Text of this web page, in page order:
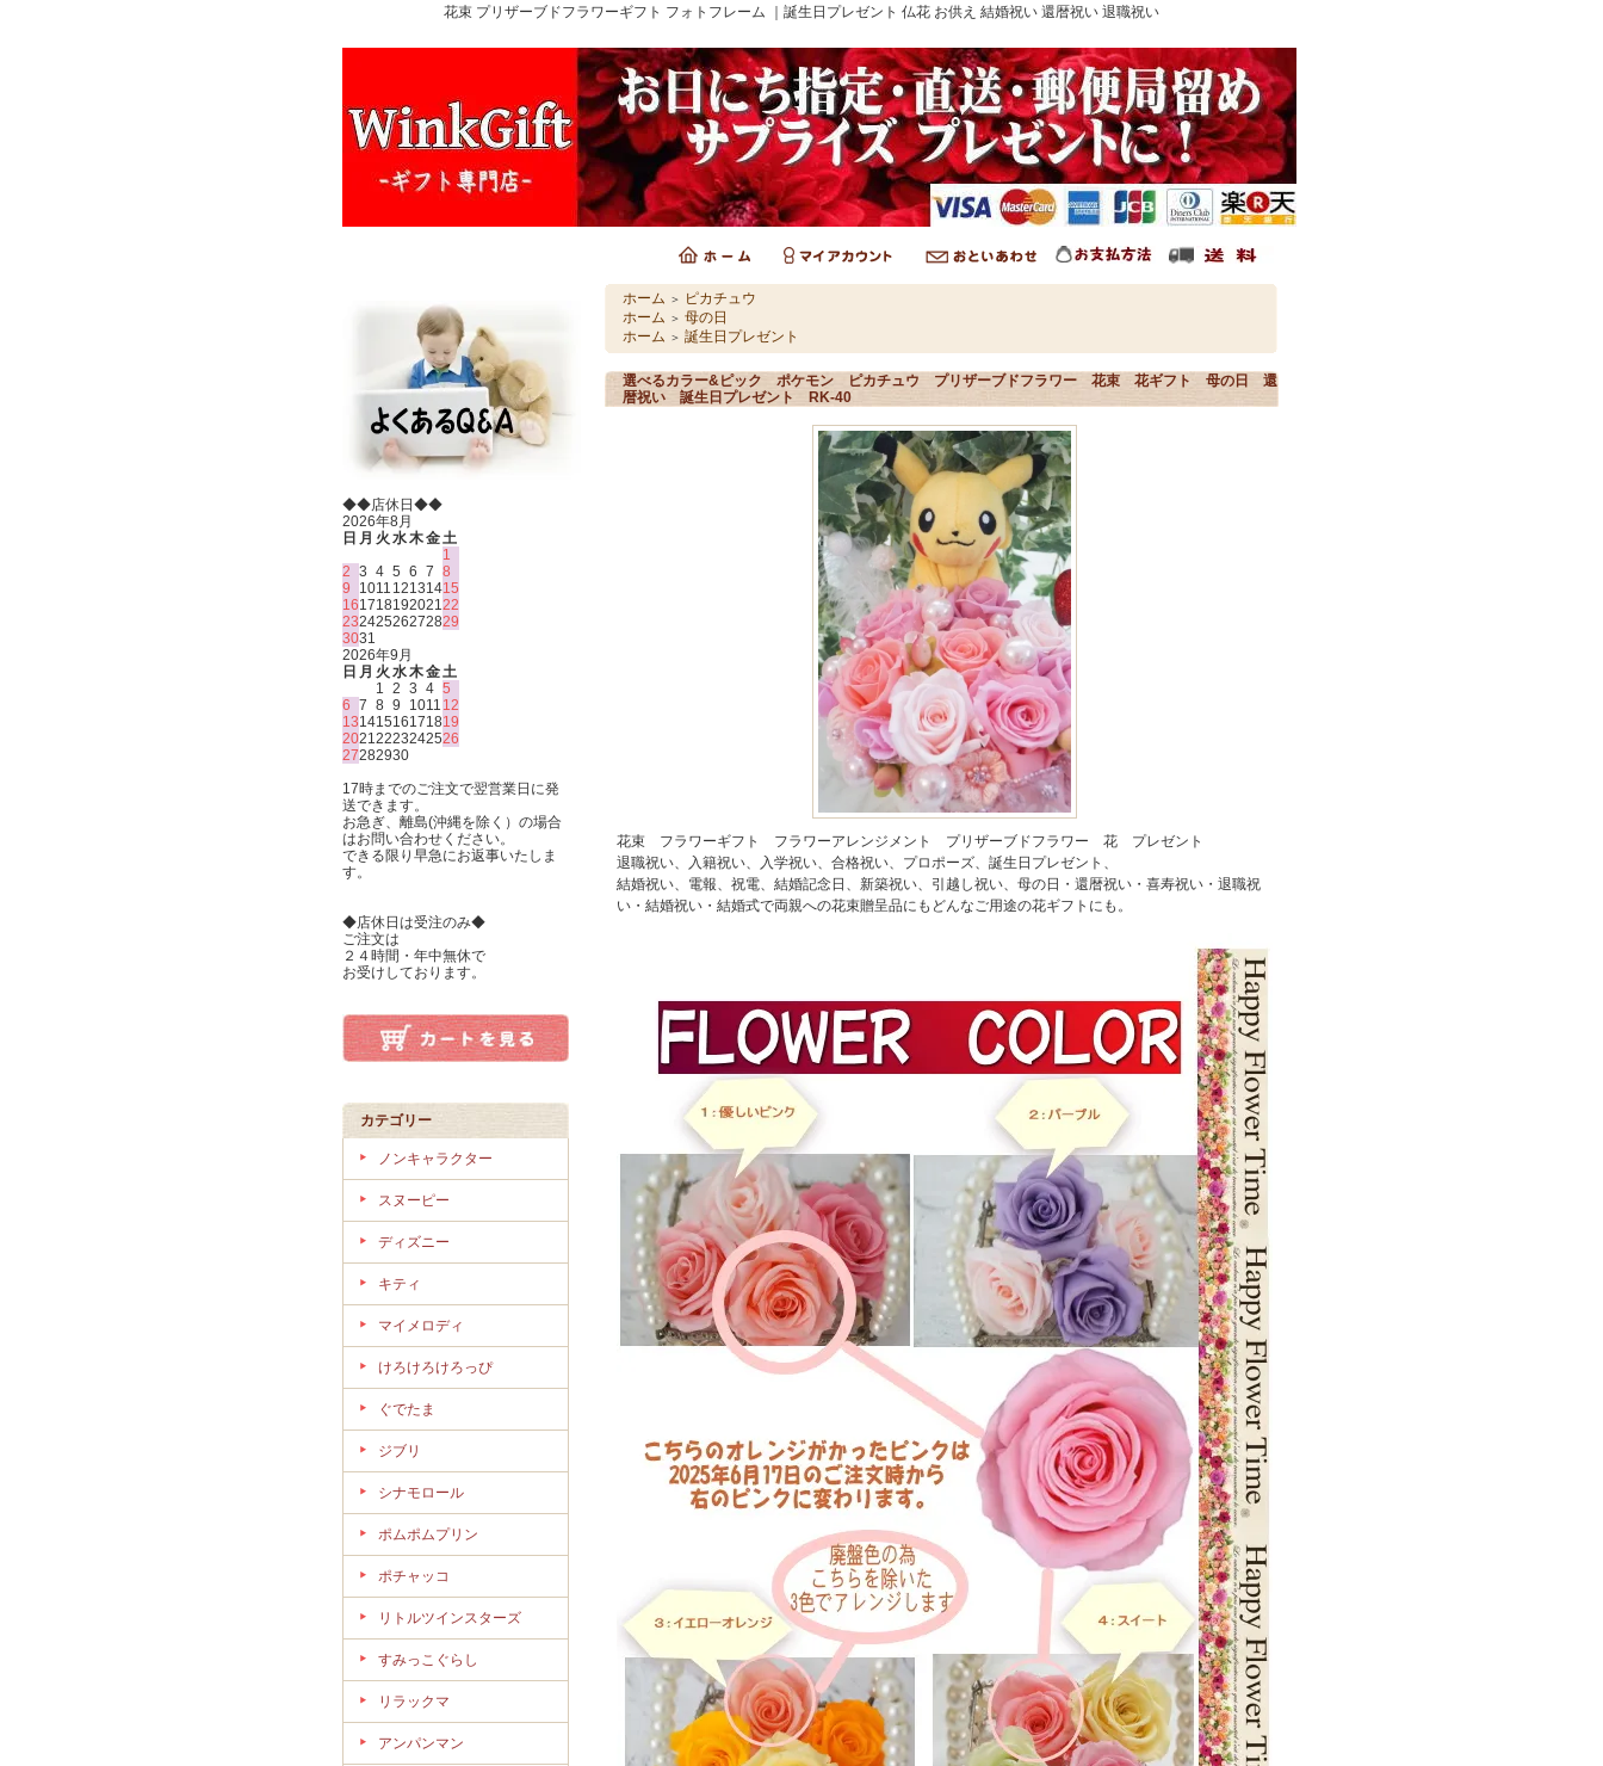
花束 プリザーブドフラワーギフト フォトフレーム ｜誕生日プレゼント 仏花 お供え 結婚祝い 還暦祝い 退職祝い
◆◆店休日◆◆
2026年8月
日 月 火 水木金土
1
2 3 4 5 6 7 8
9
1011 12131415
16171819202122
23242526272829
3031
2026年9月
日 月 火 水木金土
1 2 3 4 5
6 7 8 9 1011 12
13141516171819
20212223242526
27282930
17時までのご注文で翌営業日に発
送できます。
お急ぎ、離島(沖縄を除く）の場合
はお問い合わせください。
できる限り早急にお返事いたしま
す。
◆店休日は受注のみ◆
ご注文は
２４時間・年中無休で
お受けしております。
カテゴリー
ノンキャラクター
スヌーピー
ディズニー
キティ
マイメロディ
けろけろけろっぴ
ぐでたま
ジブリ
シナモロール
ポムポムプリン
ポチャッコ
リトルツインスターズ
すみっこぐらし
リラックマ
アンパンマン
ホーム ＞
ピカチュウ
ホーム ＞ 母の日
ホーム ＞ 誕生日プレゼント
選べるカラー&ピック ポケモン ピカチュウ プリザーブドフラワー 花束 花ギフト 母の日 還
暦祝い 誕生日プレゼント RK-40
花束 フラワーギフト フラワーアレンジメント プリザーブドフラワー 花 プレゼント
退職祝い、入籍祝い、入学祝い、合格祝い、プロポーズ、誕生日プレゼント、
結婚祝い、電報、祝電、結婚記念日、新築祝い、引越し祝い、母の日・還暦祝い・喜寿祝い・退職祝
い・結婚祝い・結婚式で両親への花束贈呈品にもどんなご用途の花ギフトにも。